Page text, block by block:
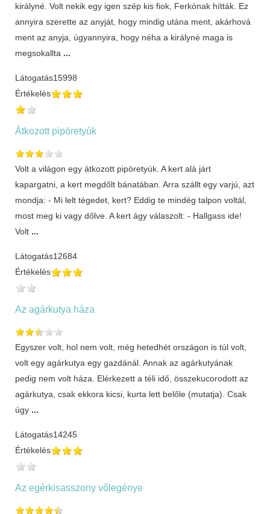
királyné. Volt nekik egy igen szép kis fiok, Ferkónak hítták. Ez
annyira szerette az anyját, hogy mindig utána ment, akárhová
ment az anyja, úgyannyira, hogy néha a királyné maga is
megsokallta ...
Látogatás15998
Értékelés
Átkozott pipöretyúk
Volt a világon egy átkozott pipöretyúk. A kert alá járt
kapargatni, a kert megdőlt bánatában. Arra szállt egy varjú, azt
mondja: - Mi lelt tégedet, kert? Eddig te mindég talpon voltál,
most meg ki vagy dőlve. A kert ágy válaszolt: - Hallgass ide!
Volt ...
Látogatás12684
Értékelés
Az agárkutya háza
Egyszer volt, hol nem volt, még hetedhét országon is túl volt,
volt egy agárkutya egy gazdánál. Annak az agárkutyának
pedig nem volt háza. Elérkezett a téli idő, összekucorodott az
agárkutya, csak ekkora kicsi, kurta lett belőle (mutatja). Csak
úgy ...
Látogatás14245
Értékelés
Az egérkisasszony vőlegénye